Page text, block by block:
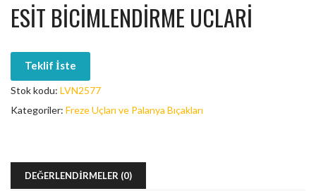
ESIT BICIMLENDIRME UCLARI
Teklif İste
Stok kodu: LVN2577
Kategoriler: Freze Uçları ve Palanya Bıçakları
DEĞERLENDIRMELER (0)